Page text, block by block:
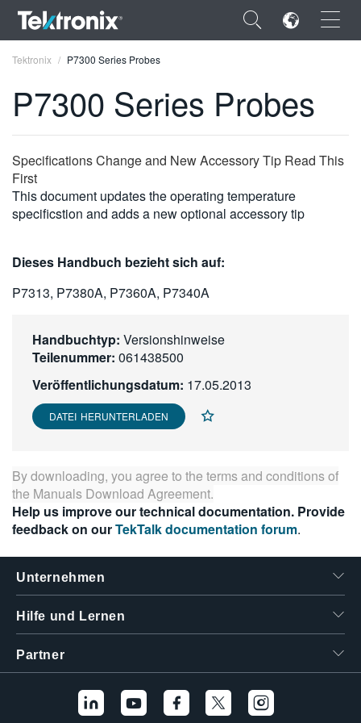
×
ENGLISH
FRANÇAIS
DEUTSCH
한국어
繁體中文
Tektronix P7300 Series Probes
P7300 Series Probes
Specifications Change and New Accessory Tip Read This
First
This document updates the operating temperature
specificstion and adds a new optional accessory tip
Dieses Handbuch bezieht sich auf:
P7313, P7380A, P7360A, P7340A
Handbuchtyp: Versionshinweise
Teilenummer: 061438500
Veröffentlichungsdatum: 17.05.2013
DATEI HERUNTERLADEN
By downloading, you agree to the terms and conditions of
the Manuals Download Agreement.
Help us improve our technical documentation. Provide
feedback on ourTekTalk documentation forum.
Unternehmen
Hilfe und Lernen
Partner